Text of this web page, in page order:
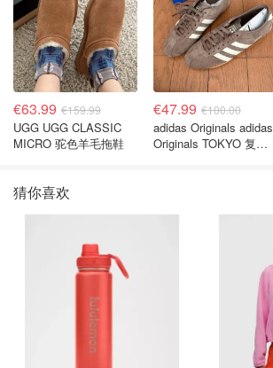
€63.99 €159.99
UGG UGG CLASSIC
MICRO 驼色羊毛拖鞋
€47.99 €100.00
adidas Originals adidas
Originals TOKYO 复古
猜你喜欢